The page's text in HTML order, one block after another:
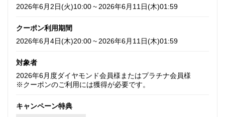
2026年6月2日(火)10:00 ~ 2026年6月11日(木)01:59
クーポン利用期間
2026年6月4日(木)20:00 ~ 2026年6月11日(木)01:59
対象者
2026年6月度ダイヤモンド会員様またはプラチナ会員様
※クーポンのご利用には獲得が必要です。
キャンペーン特典